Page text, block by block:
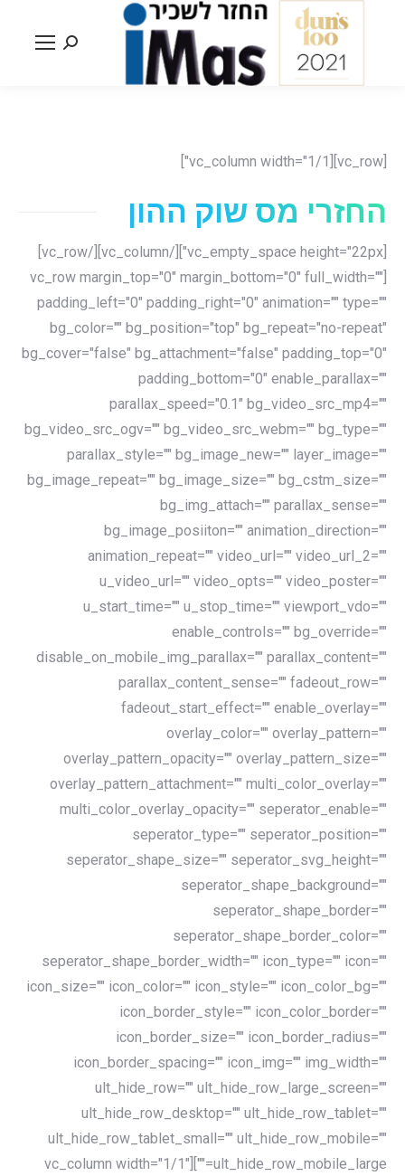
Search:
החזרי מס שוק ההון
[vc_row margin_top="0" margin_bottom="0" full_width=""
padding_left="0" padding_right="0" animation="" type=""
bg_color="" bg_position="top" bg_repeat="no-repeat"
bg_cover="false" bg_attachment="false" padding_top="0"
padding_bottom="0" enable_parallax=""
parallax_speed="0.1" bg_video_src_mp4=""
bg_video_src_ogv="" bg_video_src_webm="" bg_type=""
parallax_style="" bg_image_new="" layer_image=""
bg_image_repeat="" bg_image_size="" bg_cstm_size=""
bg_img_attach="" parallax_sense=""
bg_image_posiiton="" animation_direction=""
animation_repeat="" video_url="" video_url_2=""
u_video_url="" video_opts="" video_poster=""
u_start_time="" u_stop_time="" viewport_vdo=""
enable_controls="" bg_override=""
disable_on_mobile_img_parallax="" parallax_content=""
parallax_content_sense="" fadeout_row=""
fadeout_start_effect="" enable_overlay=""
overlay_color="" overlay_pattern=""
overlay_pattern_opacity="" overlay_pattern_size=""
overlay_pattern_attachment="" multi_color_overlay=""
multi_color_overlay_opacity="" seperator_enable=""
seperator_type="" seperator_position=""
seperator_shape_size="" seperator_svg_height=""
seperator_shape_background=""
seperator_shape_border=""
seperator_shape_border_color=""
seperator_shape_border_width="" icon_type="" icon=""
icon_size="" icon_color="" icon_style="" icon_color_bg=""
icon_border_style="" icon_color_border=""
icon_border_size="" icon_border_radius=""
icon_border_spacing="" icon_img="" img_width=""
ult_hide_row="" ult_hide_row_large_screen=""
ult_hide_row_desktop="" ult_hide_row_tablet=""
ult_hide_row_tablet_small="" ult_hide_row_mobile=""
ult_hide_row_mobile_large=""][vc_column width="1/1"